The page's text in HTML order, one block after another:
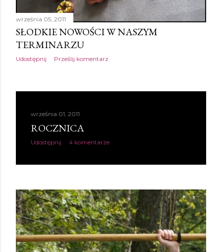
września 05, 2011
SŁODKIE NOWOŚCI W NASZYM
TERMINARZU
Udostępnij Prześlij komentarz
września 01, 2011
ROCZNICA
Udostępnij 4 komentarze